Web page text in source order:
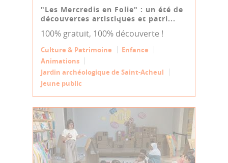
"Les Mercredis en Folie" : un été de
découvertes artistiques et patri...
100% gratuit, 100% découverte !
Culture & Patrimoine
Enfance
Animations
Jardin archéologique de Saint-Acheul
Jeune public